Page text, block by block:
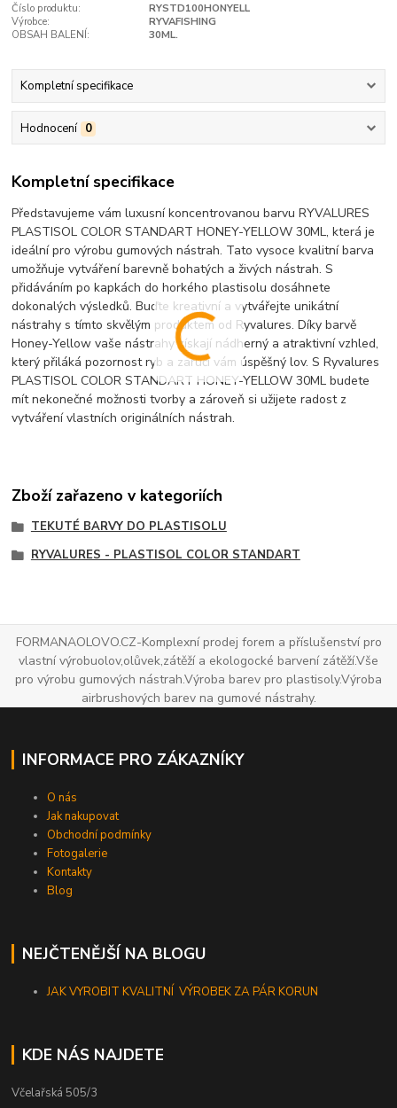
Číslo produktu:
RYSTD100HONYELL
Výrobce:
RYVAFISHING
OBSAH BALENÍ:
30ML.
Kompletní specifikace
Hodnocení 0
Kompletní specifikace
Představujeme vám luxusní koncentrovanou barvu RYVALURES
PLASTISOL COLOR STANDART HONEY-YELLOW 30ML, která je
ideální pro výrobu gumových nástrah. Tato vysoce kvalitní barva
umožňuje vytváření barevně bohatých a živých nástrah. S
přidáváním po kapkách do horkého plastisolu dosáhnete
dokonalých výsledků. Buďte kreativní a vytvářejte unikátní
nástrahy s tímto skvělým produktem od Ryvalures. Díky barvě
Honey-Yellow vaše nástrahy získají nádherný a atraktivní vzhled,
který přiláká pozornost ryb a zaručí vám úspěšný lov. S Ryvalures
PLASTISOL COLOR STANDART HONEY-YELLOW 30ML budete
mít nekonečné možnosti tvorby a zároveň si užijete radost z
vytváření vlastních originálních nástrah.
Zboží zařazeno v kategoriích
TEKUTÉ BARVY DO PLASTISOLU
RYVALURES - PLASTISOL COLOR STANDART
FORMANAOLOVO.CZ-Komplexní prodej forem a příslušenství pro
vlastní výrobuolov,olůvek,zátěží a ekologocké barvení zátěží.Vše
pro výrobu gumových nástrah.Výroba barev pro plastisoly.Výroba
airbrushových barev na gumové nástrahy.
INFORMACE PRO ZÁKAZNÍKY
O nás
Jak nakupovat
Obchodní podmínky
Fotogalerie
Kontakty
Blog
NEJČTENĚJŠÍ NA BLOGU
JAK VYROBIT KVALITNÍ VÝROBEK ZA PÁR KORUN
KDE NÁS NAJDETE
Včelařská 505/3